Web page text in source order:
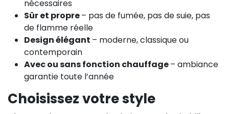
nécessaires
Sûr et propre– pas de fumée, pas de suie, pas
de flamme réelle
Design élégant – moderne, classique ou
contemporain
Avec ou sans fonction chauffage– ambiance
garantie toute l’année
Choisissez votre style